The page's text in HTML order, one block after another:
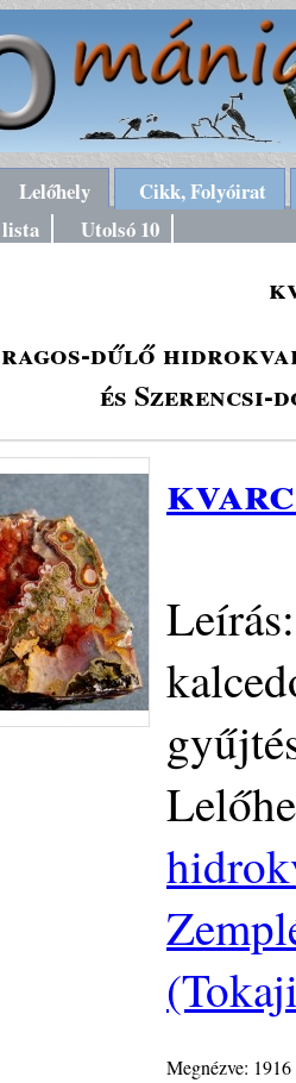
Lelőhely
Cikk, Folyóirat
Utolsó 10
dűlő
és Szerencsi-
Megnézve: